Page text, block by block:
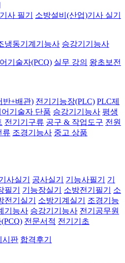
사 필기
소방설비(산업)기사 실기
냉동기계기능사 승강기기능사
기술자(PCQ) 실무 강의 왕초보전
반+배관) 전기기능장(PLC) PLC제
기술자 단품 승강기기능사 평생
전기기구류 공구 & 작업도구 전원
류 조경기능사 중고 상품
사실기 공사실기 기능사필기
기
필기 기능장실기 소방전기필기
소
전기실기 소방기계실기
조경기능
기능사 승강기기능사 전기공무원
전문서적 전기기초
시판 합격후기